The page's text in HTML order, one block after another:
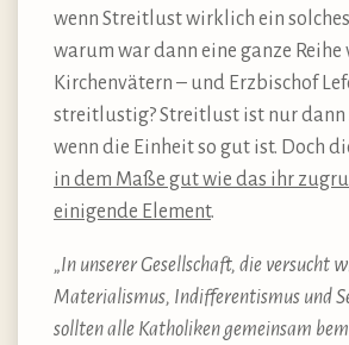
wenn Streitlust wirklich ein
warum war dann eine ganze Reihe
Kirchenvätern – und Erzbischof
streitlustig? Streitlust ist nur dann
wenn die Einheit so gut ist. Doch
in dem Maße gut wie das ihr
einigende Element.
„In unserer Gesellschaft, die versucht
Materialismus, Indifferentismus und
sollten alle Katholiken gemeinsam